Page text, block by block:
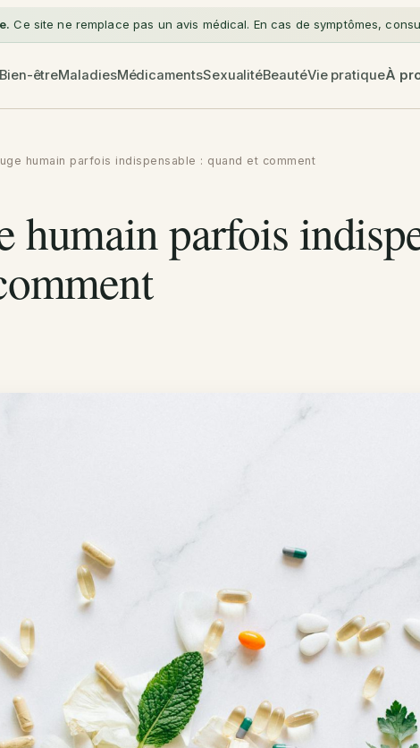
Ce site ne remplace pas un avis médical. En cas de symptômes,
êtreMaladiesMédicamentsSexualitéBeautéVie pratiqueÀ
humain parfois indispensable : quand et comment
humain parfois